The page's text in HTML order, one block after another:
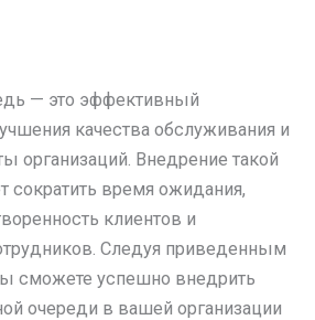
— это эффективный
качества обслуживания и
организаций. Внедрение такой
сократить время ожидания,
клиентов и
Следуя приведенным
сможете успешно внедрить
очереди в вашей организации